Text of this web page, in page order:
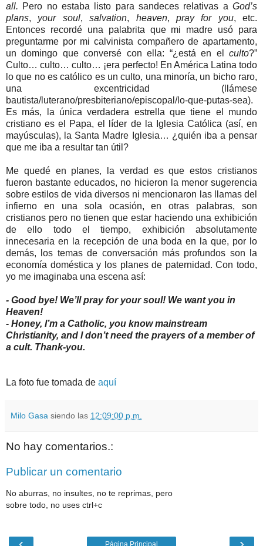
all. Pero no estaba listo para sandeces relativas aGod’s
plans, your soul,salvation, heaven, pray for you, etc.
Entonces recordé una palabrita que mi madre usó para
preguntarme por mi calvinista compañero de apartamento,
un domingo que conversé con ella: “¿está en el culto?”
Culto… culto… culto… ¡era perfecto! En América Latina todo
lo que no es católico es un culto, una minoría, un bicho raro,
una excentricidad (llámese
bautista/luterano/presbiteriano/episcopal/lo-que-putas-sea).
Es más, la única verdadera estrella que tiene el mundo
cristiano es el Papa, el líder de la Iglesia Católica (así, en
mayúsculas), la Santa Madre Iglesia… ¿quién iba a pensar
que me iba a resultar tan útil?
Me quedé en planes, la verdad es que estos cristianos
fueron bastante educados, no hicieron la menor sugerencia
sobre estilos de vida diversos ni mencionaron las llamas del
infierno en una sola ocasión, en otras palabras, son
cristianos pero no tienen que estar haciendo una exhibición
de ello todo el tiempo, exhibición absolutamente
innecesaria en la recepción de una boda en la que, por lo
demás, los temas de conversación más profundos son la
economía doméstica y los planes de paternidad. Con todo,
yo me imaginaba una escena así:
- Good bye! We’ll pray for your soul! We want you in
Heaven!
- Honey, I’m a Catholic, you know mainstream
Christianity, and I don’t need the prayers of a member of
a cult. Thank-you.
La foto fue tomada de aquí
Milo Gasa siendo las 12:09:00 p.m.
No hay comentarios.:
Publicar un comentario
No aburras, no insultes, no te reprimas, pero
sobre todo, no uses ctrl+c
Página Principal